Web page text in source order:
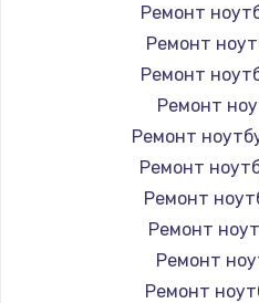
Ремонт
Ремонт
Ремонт
Ремонт
Ремонт
Ремонт
Ремонт
Ремонт
Ремонт
Ремонт